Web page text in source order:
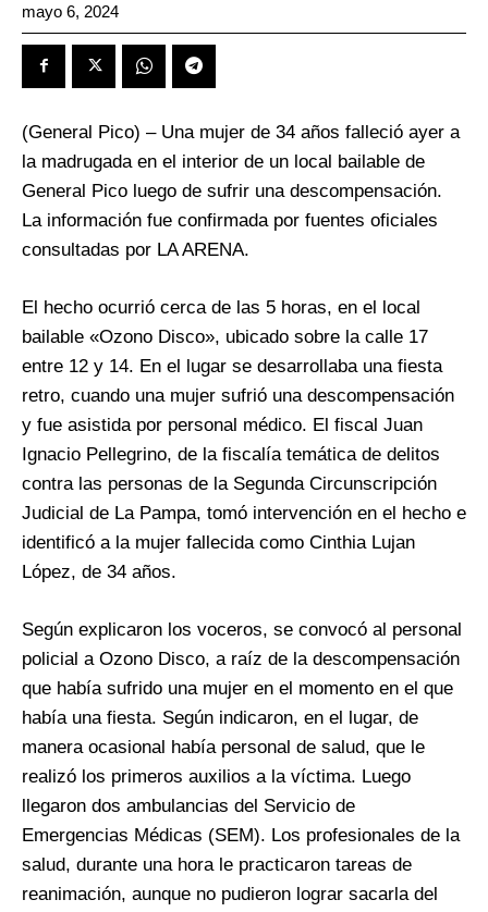
mayo 6, 2024
(General Pico) – Una mujer de 34 años falleció ayer a
la madrugada en el interior de un local bailable de
General Pico luego de sufrir una descompensación.
La información fue confirmada por fuentes oficiales
consultadas por LA ARENA.
El hecho ocurrió cerca de las 5 horas, en el local
bailable «Ozono Disco», ubicado sobre la calle 17
entre 12 y 14. En el lugar se desarrollaba una fiesta
retro, cuando una mujer sufrió una descompensación
y fue asistida por personal médico. El fiscal Juan
Ignacio Pellegrino, de la fiscalía temática de delitos
contra las personas de la Segunda Circunscripción
Judicial de La Pampa, tomó intervención en el hecho e
identificó a la mujer fallecida como Cinthia Lujan
López, de 34 años.
Según explicaron los voceros, se convocó al personal
policial a Ozono Disco, a raíz de la descompensación
que había sufrido una mujer en el momento en el que
había una fiesta. Según indicaron, en el lugar, de
manera ocasional había personal de salud, que le
realizó los primeros auxilios a la víctima. Luego
llegaron dos ambulancias del Servicio de
Emergencias Médicas (SEM). Los profesionales de la
salud, durante una hora le practicaron tareas de
reanimación, aunque no pudieron lograr sacarla del